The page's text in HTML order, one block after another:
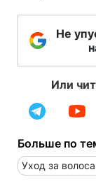
Не
Или
Больше по
Уход за